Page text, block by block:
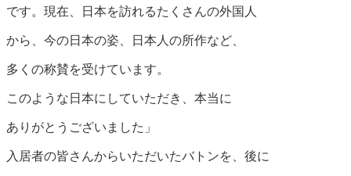
です。現在、日本を訪れるたくさんの外国人
から、今の日本の姿、日本人の所作など、
多くの称賛を受けています。
このような日本にしていただき、本当に
ありがとうございました」
入居者の皆さんからいただいたバトンを、後に